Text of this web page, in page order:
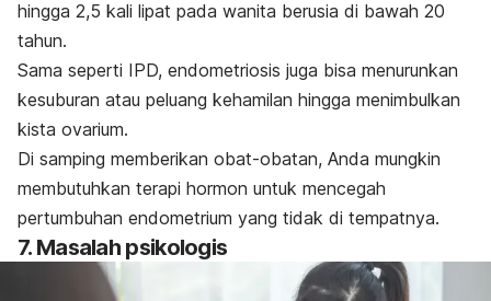
hingga 2,5 kali lipat pada wanita berusia di bawah 20
tahun.
Sama seperti IPD, endometriosis juga bisa menurunkan
kesuburan atau peluang kehamilan hingga menimbulkan
kista ovarium.
Di samping memberikan obat-obatan, Anda mungkin
membutuhkan terapi hormon untuk mencegah
pertumbuhan endometrium yang tidak di tempatnya.
7. Masalah psikologis